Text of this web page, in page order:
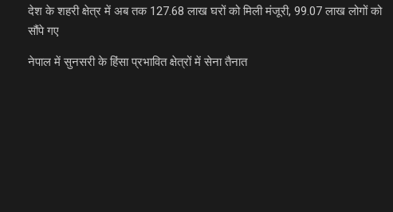
देश के शहरी क्षेत्र में अब तक 127.68 लाख घरों को मिली मंजूरी, 99.07 लाख लोगों को
सौंपे गए
नेपाल में सुनसरी के हिंसा प्रभावित क्षेत्रों में सेना तैनात